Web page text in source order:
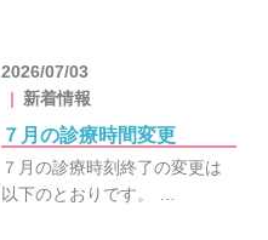
2026/07/03
新着情報
７月の診療時間変更
７月の診療時刻終了の変更は
以下のとおりです。 …